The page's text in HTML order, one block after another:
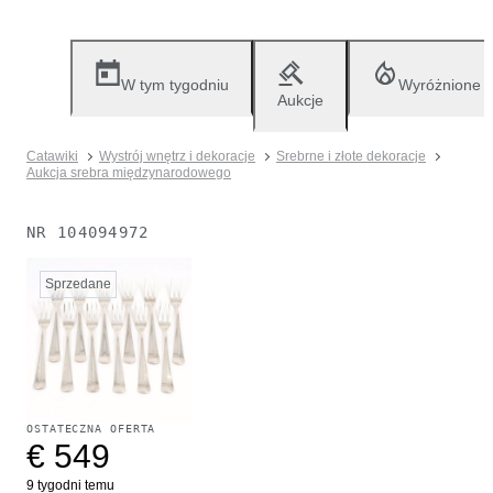
W tym tygodniu
Aukcje
Wyróżnione
Catawiki Wystrój wnętrz i dekoracje
Srebrne i złote dekoracje
Aukcja srebra międzynarodowego
NR 104094972
Sprzedane
OSTATECZNA OFERTA
€ 549
9 tygodni temu